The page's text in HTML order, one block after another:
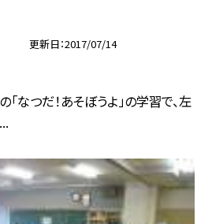
更新日 2017/07/14
「なつだ！あそぼうよ」の学習で、左